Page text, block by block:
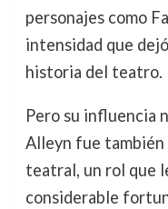
personajes como
intensidad que
historia del teatro.
Pero su influencia
Alleyn fue
teatral, un rol que
considerable